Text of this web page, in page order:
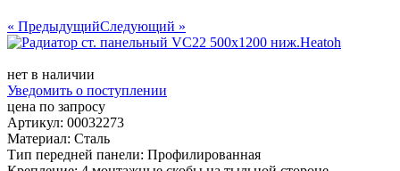
« ПредыдущийСледующий »
нет в наличии
Уведомить о поступлении
цена по запросу
Артикул: 00032273
Материал: Сталь
Тип передней панели: Профилированная